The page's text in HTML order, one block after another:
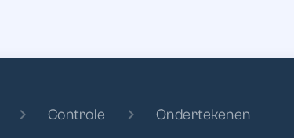
chevron_right Controle chevron_right Ondertekenen